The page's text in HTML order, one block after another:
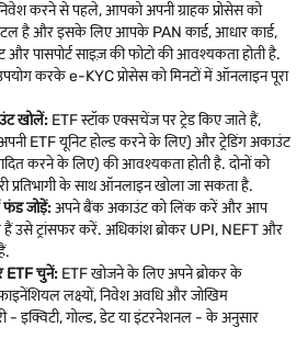
करने से पहले, आपको अपनी ग्राहक प्रोसेस को
है और इसके लिए आपके PAN कार्ड, आधार कार्ड,
पासपोर्ट साइज़ की फोटो की आवश्यकता होती है.
करके e-KYC प्रोसेस को मिनटों में ऑनलाइन पूरा
खोलें: ETF स्टॉक एक्सचेंज पर ट्रेड किए जाते हैं,
ETF यूनिट होल्ड करने के लिए) और ट्रेडिंग अकाउंट
करने के लिए) की आवश्यकता होती है. दोनों को
प्रतिभागी के साथ ऑनलाइन खोला जा सकता है.
फंड जोड़ें:अपने बैंक अकाउंट को लिंक करें और आप
हैं उसे ट्रांसफर करें. अधिकांश ब्रोकर UPI, NEFT और
ETF चुनें: ETF खोजने के लिए अपने ब्रोकर के
लक्ष्यों, निवेश अवधि और जोखिम
इक्विटी, गोल्ड, डेट या इंटरनेशनल - के अनुसार